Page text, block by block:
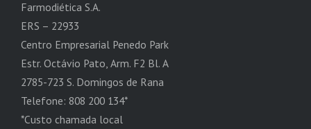
Farmodiética S.A.
ERS – 22933
Centro Empresarial Penedo Park
Estr. Octávio Pato, Arm. F2 Bl. A
2785-723 S. Domingos de Rana
Telefone: 808 200 134*
*Custo chamada local